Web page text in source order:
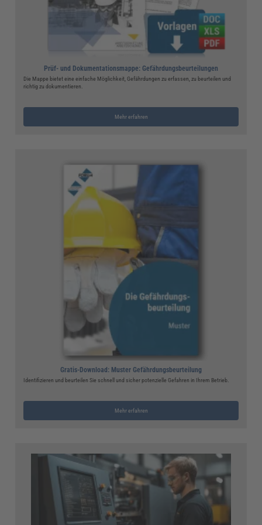
Prüf- und Dokumentationsmappe: Gefährdungsbeurteilungen
Die Mappe bietet eine einfache Möglichkeit, Gefährdungen zu erfassen, zu beurteilen und
richtig zu dokumentieren.
Mehr erfahren
Gratis-Download: Muster Gefährdungsbeurteilung
Identifizieren und beurteilen Sie schnell und sicher potenzielle Gefahren in Ihrem Betrieb.
Mehr erfahren